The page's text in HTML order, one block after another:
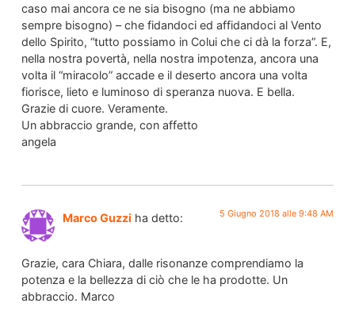
caso mai ancora ce ne sia bisogno (ma ne abbiamo
sempre bisogno) – che fidandoci ed affidandoci al Vento
dello Spirito, “tutto possiamo in Colui che ci dà la forza”. E,
nella nostra povertà, nella nostra impotenza, ancora una
volta il “miracolo” accade e il deserto ancora una volta
fiorisce, lieto e luminoso di speranza nuova. E bella.
Grazie di cuore. Veramente.
Un abbraccio grande, con affetto
angela
Marco Guzzi ha detto: 5 Giugno 2018 alle 9:48 AM
Grazie, cara Chiara, dalle risonanze comprendiamo la
potenza e la bellezza di ciò che le ha prodotte. Un
abbraccio. Marco